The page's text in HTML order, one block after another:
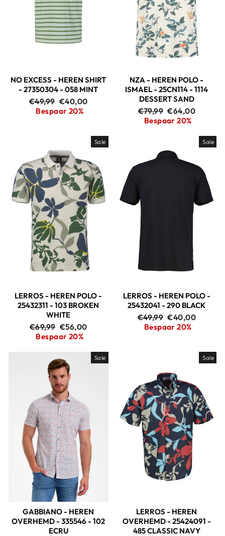
NO EXCESS - HEREN SHIRT
- 27350304 - 058 MINT
Adviesprijs
€49,99 Aanbiedingsprijs
€40,00
Bespaar 20%
NZA - HEREN POLO -
ISMAEL - 25CN114 - 1114
DESSERT SAND
Adviesprijs
€79,99 €64,00
Bespaar 20%
Sale
LERROS - HEREN POLO -
25432311 - 103 BROKEN
WHITE
Adviesprijs
€69,99 Aanbiedingsprijs
€56,00
Bespaar 20%
Sale
LERROS - HEREN POLO -
25432041 - 290 BLACK
Adviesprijs
€49,99 €40,00
Bespaar 20%
Sale
GABBIANO - HEREN
OVERHEMD - 335546 - 102
ECRU
Sale
LERROS - HEREN
OVERHEMD - 25424091 -
485 CLASSIC NAVY